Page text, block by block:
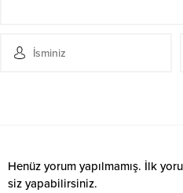
Henüz yorum yapılmamış. İlk
siz yapabilirsiniz.